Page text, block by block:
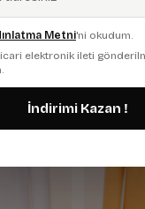
Metni'ni okudum.
elektronik ileti
İndirimi Kazan !